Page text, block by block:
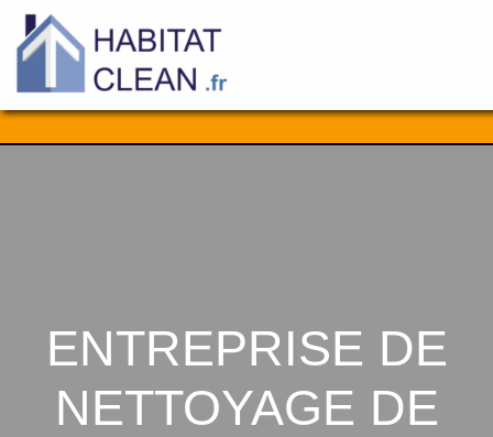
Aller
ENTREPRISE DE
NETTOYAGE DE